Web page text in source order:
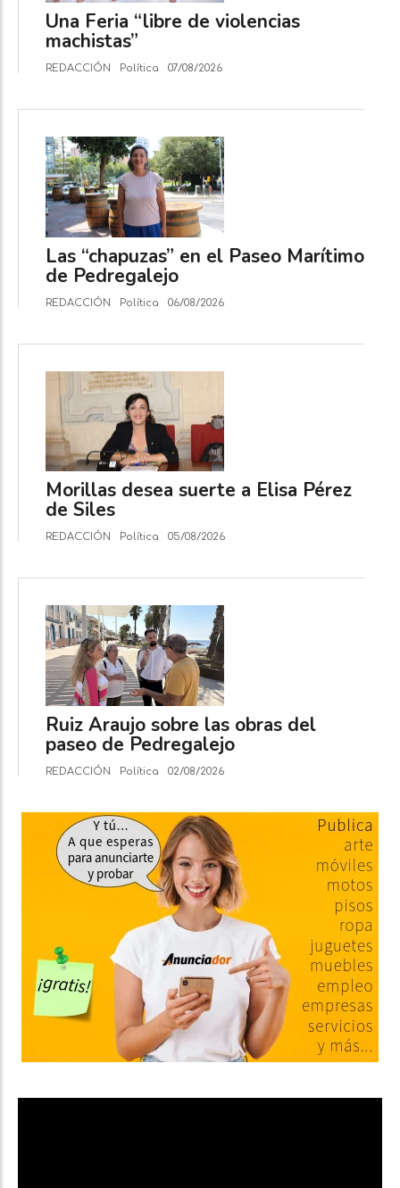
Una Feria “libre de violencias
machistas”
REDACCIÓN Política 07/08/2026
Las “chapuzas” en el Paseo Marítimo
de Pedregalejo
REDACCIÓN Política 06/08/2026
Morillas desea suerte a Elisa Pérez
de Siles
REDACCIÓN Política 05/08/2026
Ruiz Araujo sobre las obras del
paseo de Pedregalejo
REDACCIÓN Política 02/08/2026